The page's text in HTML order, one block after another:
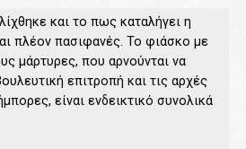
και το πως καταλήγει η
πλέον πασιφανές. Το φιάσκο με
μάρτυρες, που αρνούνται να
επιτροπή και τις αρχές
είναι ενδεικτικό συνολικά